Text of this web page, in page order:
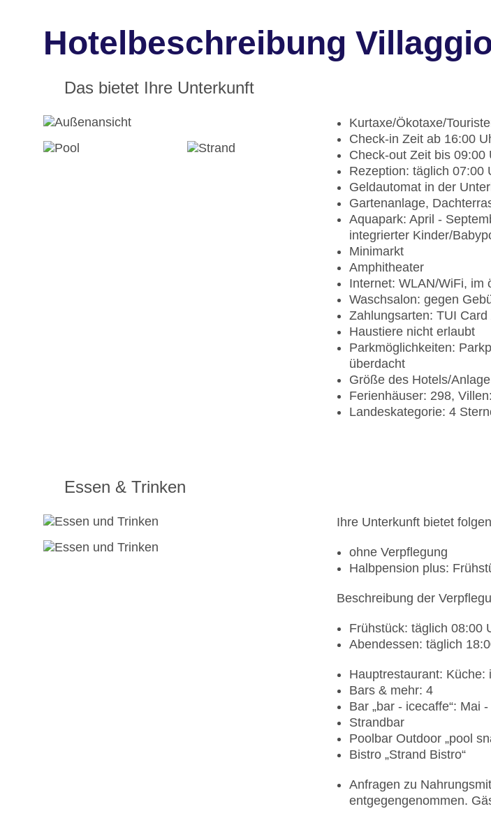
Hotelbeschreibung
Das bietet Ihre Unterkunft
Kurtaxe/Ökotaxe/
Check-in Zeit ab 16:00
Check-out Zeit bis 09:00
Rezeption: täglich 07:00
Geldautomat in der
Gartenanlage,
Aquapark: April -
integrierter Kinder/
Minimarkt
Amphitheater
Internet: WLAN/WiFi, im
Waschsalon: gegen
Zahlungsarten: TUI
Haustiere nicht erlaubt
Parkmöglichkeiten:
überdacht
Größe des Hotels/
Ferienhäuser: 298,
Landeskategorie: 4
Essen & Trinken
Ihre Unterkunft bietet
ohne Verpflegung
Halbpension plus:
Beschreibung der
Frühstück: täglich 08:00
Abendessen: täglich
Hauptrestaurant: Küche:
Bars & mehr: 4
Bar „bar - icecaffe“: Mai
Strandbar
Poolbar Outdoor „pool
Bistro „Strand Bistro“
Anfragen zu
entgegengenommen.